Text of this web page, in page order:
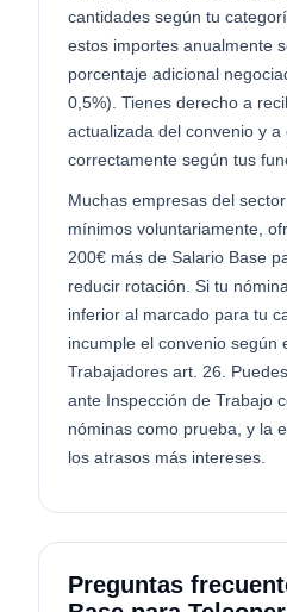
cantidades según tu
estos importes anualmente
porcentaje adicional
0,5%). Tienes derecho a
actualizada del convenio y a
correctamente según tus
Muchas empresas del
mínimos voluntariamente,
200€ más de Salario Base
reducir rotación. Si tu
inferior al marcado para tu
incumple el convenio según
Trabajadores art. 26.
ante Inspección de Trabajo
nóminas como prueba, y la
los atrasos más intereses.
Preguntas